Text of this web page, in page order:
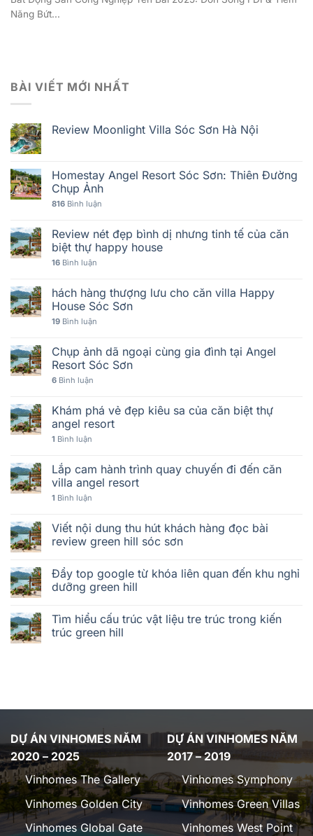
Năng Bứt...
BÀI VIẾT MỚI NHẤT
Review Moonlight Villa Sóc Sơn Hà Nội
Homestay Angel Resort Sóc Sơn: Thiên Đường
Chụp Ảnh
816 Bình luận
Review nét đẹp bình dị nhưng tinh tế của căn
biệt thự happy house
16 Bình luận
hách hàng thượng lưu cho căn villa Happy
House Sóc Sơn
19 Bình luận
Chụp ảnh dã ngoại cùng gia đình tại Angel
Resort Sóc Sơn
6 Bình luận
Khám phá vẻ đẹp kiêu sa của căn biệt thự
angel resort
1 Bình luận
Lắp cam hành trình quay chuyến đi đến căn
villa angel resort
1 Bình luận
Viết nội dung thu hút khách hàng đọc bài
review green hill sóc sơn
Đẩy top google từ khóa liên quan đến khu nghỉ
dưỡng green hill
Tìm hiểu cấu trúc vật liệu tre trúc trong kiến
trúc green hill
DỰ ÁN VINHOMES NĂM
2020 – 2025
Vinhomes The Gallery
Vinhomes Golden City
Vinhomes Global Gate
DỰ ÁN VINHOMES NĂM
2017 – 2019
Vinhomes Symphony
Vinhomes Green Villas
Vinhomes West Point